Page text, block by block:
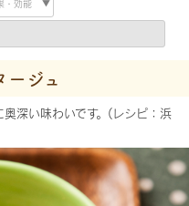
ジュ
深い味わいです。(レシピ：浜